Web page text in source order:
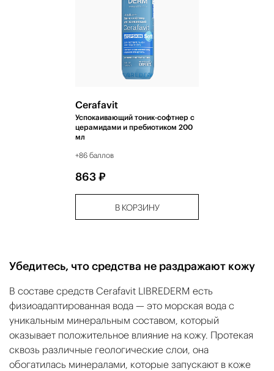
Cerafavit
Успокаивающий тоник-софтнер с
церамидами и пребиотиком 200
мл
+86 баллов
863 ₽
В КОРЗИНУ
Убедитесь, что средства не раздражают кожу
В составе средств Cerafavit LIBREDERM есть
физиоадаптированная вода — это морская вода с
уникальным минеральным составом, который
оказывает положительное влияние на кожу. Протекая
сквозь различные геологические слои, она
обогатилась минералами, которые запускают в коже